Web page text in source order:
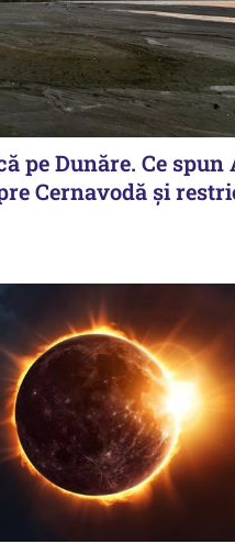
pe Dunăre. Ce spun
Cernavodă și